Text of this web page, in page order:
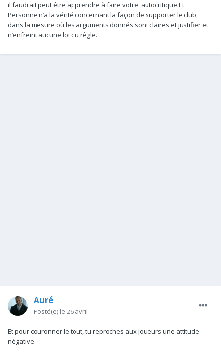
il faudrait peut être apprendre à faire votre autocritique Et
Personne n’a la vérité concernant la façon de supporter le club,
dans la mesure où les arguments donnés sont claires et justifier et
n’enfreint aucune loi ou règle.
Auré
Posté(e) le 26 avril
Et pour couronner le tout, tu reproches aux joueurs une attitude
négative.